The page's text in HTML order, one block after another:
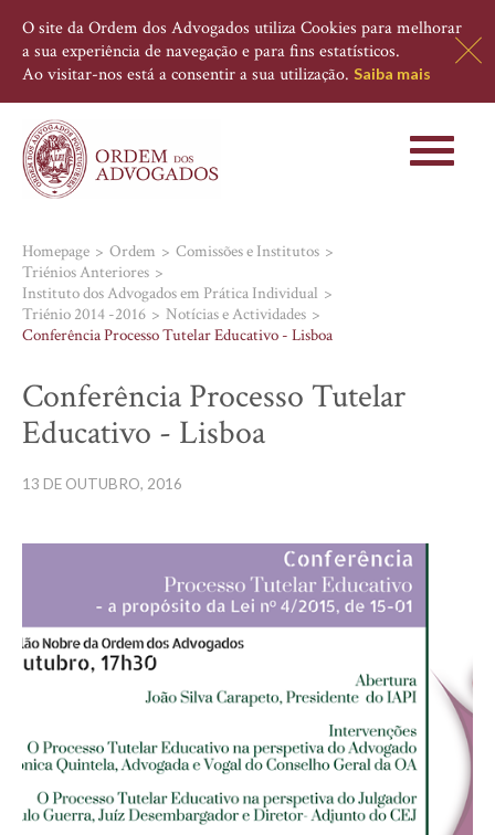
O site da Ordem dos Advogados utiliza Cookies para melhorar
a sua experiência de navegação e para fins estatísticos.
Ao visitar-nos está a consentir a sua utilização. Saiba mais
Toggle
Homepage Ordem
Comissões e Institutos
Triénios Anteriores
Instituto dos Advogados em Prática Individual
Triénio 2014 -2016
Notícias e Actividades
Conferência Processo Tutelar Educativo - Lisboa
Conferência Processo Tutelar
Educativo - Lisboa
13 DE OUTUBRO, 2016